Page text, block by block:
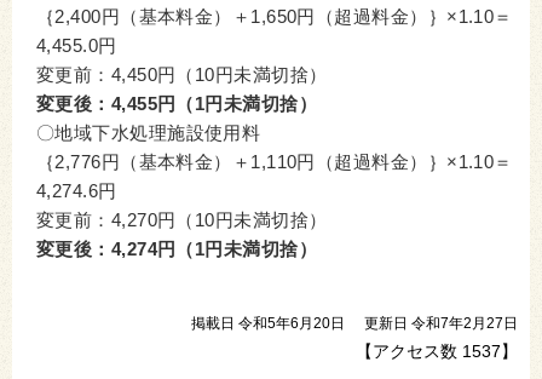
｛2,400円（基本料金）＋1,650円（超過料金）｝×1.10＝
4,455.0円
変更前：4,450円（10円未満切捨）
変更後：4,455円（1円未満切捨）
〇地域下水処理施設使用料
｛2,776円（基本料金）＋1,110円（超過料金）｝×1.10＝
4,274.6円
変更前：4,270円（10円未満切捨）
変更後：4,274円（1円未満切捨）
掲載日 令和5年6月20日 更新日 令和7年2月27日
【アクセス数 1537】